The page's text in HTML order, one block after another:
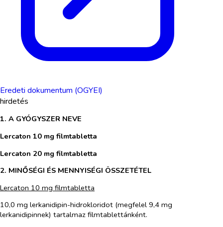
Eredeti dokumentum (OGYEI)
hirdetés
1. A GYÓGYSZER NEVE
Lercaton 10 mg filmtabletta
Lercaton 20 mg filmtabletta
2. MINŐSÉGI ÉS MENNYISÉGI ÖSSZETÉTEL
Lercaton 10 mg filmtabletta
10,0 mg lerkanidipin-hidrokloridot (megfelel 9,4 mg
lerkanidipinnek) tartalmaz filmtablettánként.